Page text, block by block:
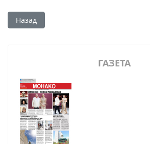
Предыдущий: Монако: русская
Назад
ГАЗЕТА